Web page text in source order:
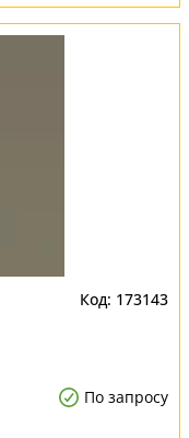
173143
По запросу